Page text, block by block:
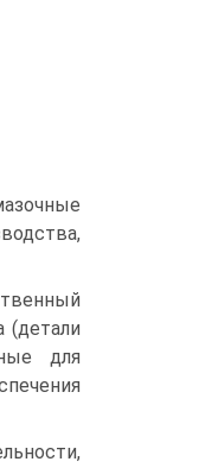
(детали
для